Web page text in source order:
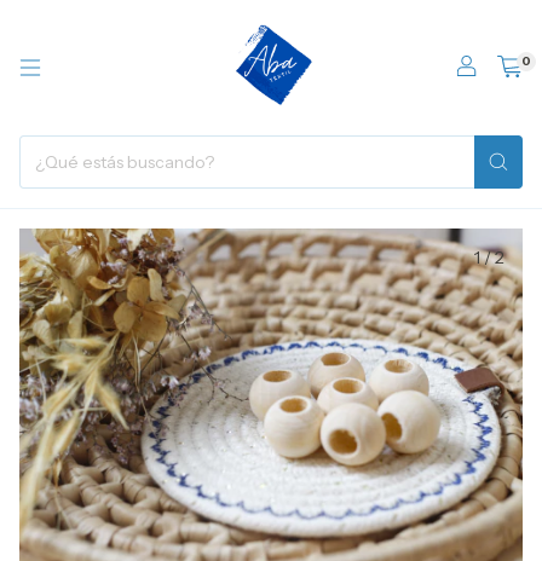
0
1/2